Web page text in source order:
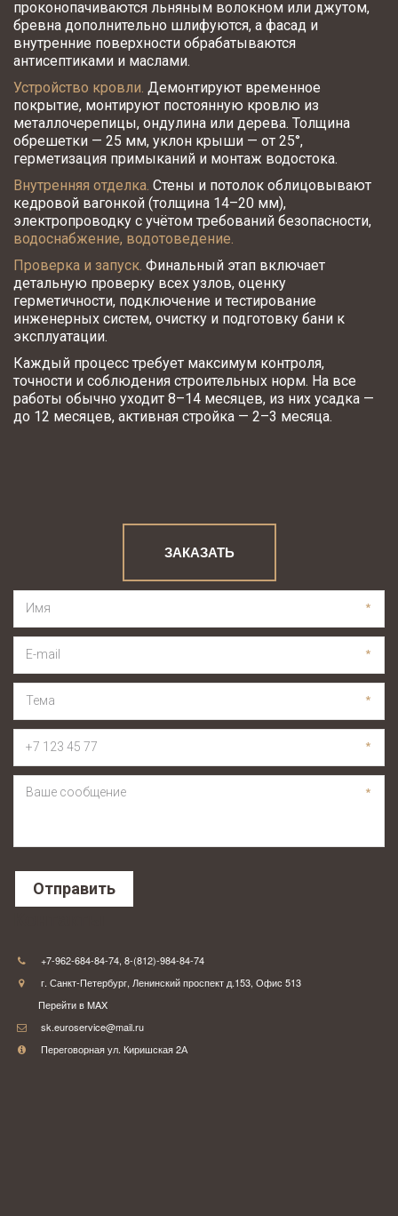
проконопачиваются льняным волокном или джутом,
бревна дополнительно шлифуются, а фасад и
внутренние поверхности обрабатываются
антисептиками и маслами.​
Устройство кровли. Демонтируют временное
покрытие, монтируют постоянную кровлю из
металлочерепицы, ондулина или дерева. Толщина
обрешетки — 25 мм, уклон крыши — от 25°,
герметизация примыканий и монтаж водостока.​
Внутренняя отделка. Стены и потолок облицовывают
кедровой вагонкой (толщина 14–20 мм),
водоснабжение, водотоведение.
Проверка и запуск. Финальный этап включает
детальную проверку всех узлов, оценку
герметичности, подключение и тестирование
инженерных систем, очистку и подготовку бани к
эксплуатации.​
Каждый процесс требует максимум контроля,
точности и соблюдения строительных норм. На все
работы обычно уходит 8–14 месяцев, из них усадка —
до 12 месяцев, активная стройка — 2–3 месяца.
ЗАКАЗАТЬ
*
*
*
*
*
Отправить
+7-962-684-84-74, 8-(812)-984-84-74
г. Санкт-Петербург, Ленинский проспект д.153, Офис 513
Перейти в MAX
sk.euroservice@mail.ru
Переговорная ул. Киришская 2А